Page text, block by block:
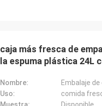
caja más fresca de
la espuma plástica 24L
Nombre:
Embalaje
Uso:
comida